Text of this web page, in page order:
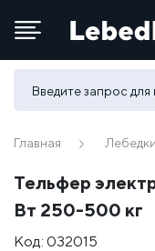
Главная Лебедки
Тельфер
Вт 250-500 кг
Код: 032015